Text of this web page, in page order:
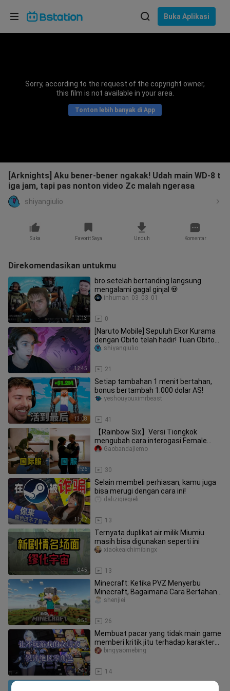
Buka Aplikasi
Sorry, according to the request of the copyright owner,
this film is not available in your area.
Tonton lebih banyak di App
[Arknights] Aku bener-bener ngakak! Udah main WD-8 t
iga jam, tapi pas nonton video Zc malah ngerasa
shiyangiulio
Suka Favorit Saya Unduh Komentar
Direkomendasikan untukmu
1:13
bro setelah bertanding langsung
mengalami gagal ginjal 💀
0
inhuman_03_03_01
12:45
[Naruto Mobile] Sepuluh Ekor Kurama
dengan Obito telah hadir! Tuan Obito
sungguh tampan! Ayo gacha!
21
shiyangiulio
13:08
Setiap tambahan 1 menit bertahan,
bonus bertambah 1.000 dolar AS!
41
yeshouyouximrbeast
1:26
【Rainbow Six】Versi Tiongkok
mengubah cara interogasi Female
Ghost
30
Gaobandajiemo
11:42
Selain membeli perhiasan, kamu juga
bisa merugi dengan cara ini!
13
daliziqieqieli
0:45
Ternyata duplikat air milik Miumiu
masih bisa digunakan seperti ini
13
xiaokeaichimibingx
6:56
Minecraft: Ketika PVZ Menyerbu
Minecraft, Bagaimana Cara Bertahan
Hidup?!
26
shenjiei
12:40
Membuat pacar yang tidak main game
memberi kritik jitu terhadap karakter
Honkai: Star Rail (bagian 2
14
bingyaomebing
Pilih bahasa
Bahasa Indonesia